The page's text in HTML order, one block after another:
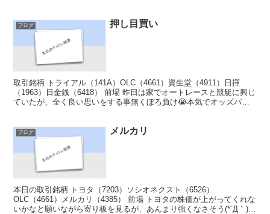
ブログ 押し目買い
取引銘柄 トライアル（141A）OLC（4661）資生堂（4911）日揮
（1963）日金銭（6418） 前場 昨日は家でオートレースと競艇に興じ
ていたが、全く良い思いをする事無くぼろ負け😭本気でオッズパー
ブログ メルカリ
本日の取引銘柄 トヨタ（7203）ソシオネクスト（6526）
OLC（4661）メルカリ（4385） 前場 トヨタの株価が上がってくれな
いかなと願いながら寄り板を見るが、あんまり強くなさそう(*´Д｀)デ